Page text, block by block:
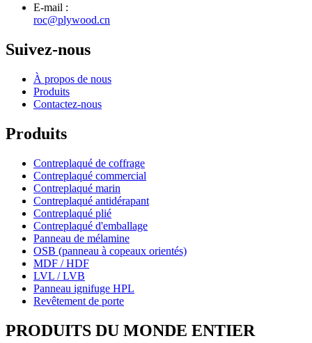
E-mail :
roc@plywood.cn
Suivez-nous
À propos de nous
Produits
Contactez-nous
Produits
Contreplaqué de coffrage
Contreplaqué commercial
Contreplaqué marin
Contreplaqué antidérapant
Contreplaqué plié
Contreplaqué d'emballage
Panneau de mélamine
OSB (panneau à copeaux orientés)
MDF / HDF
LVL / LVB
Panneau ignifuge HPL
Revêtement de porte
PRODUITS DU MONDE ENTIER